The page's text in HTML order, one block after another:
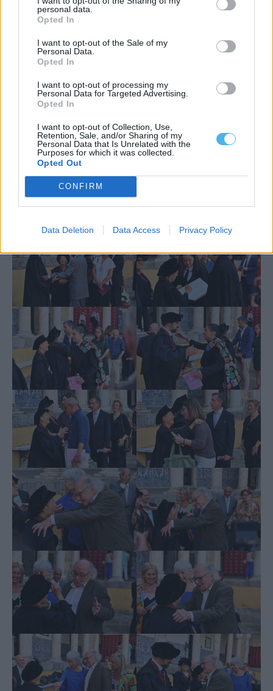
personal data.
Opted In
I want to opt-out of the Sale of my
Personal Data.
Opted In
I want to opt-out of processing my
Personal Data for Targeted Advertising.
Opted In
I want to opt-out of Collection, Use,
Retention, Sale, and/or Sharing of my
Personal Data that Is Unrelated with the
Purposes for which it was collected.
Opted Out
CONFIRM
Data Deletion Data Access Privacy Policy